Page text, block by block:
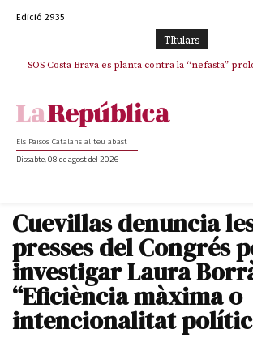
Edició 2935
TItulars
SOS Costa Brava es planta contra la “nefasta”
Els Països Catalans al teu abast
Dissabte, 08 de agost del 2026
Cuevillas denuncia
presses del Congrés
investigar Laura
“Eficiència màxima o
intencionalitat